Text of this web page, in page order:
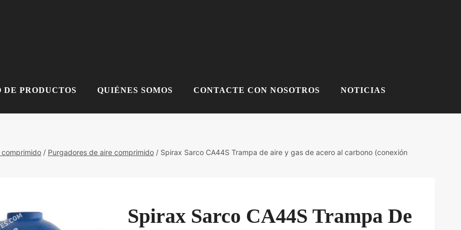
DE PRODUCTOS QUIÉNES SOMOS CONTACTE CON NOSOTROS NOTICIAS
/ Purgadores de aire comprimido / Spirax Sarco CA44S Trampa de aire y gas de acero al carbono (conexión
Spirax Sarco CA44S Trampa De